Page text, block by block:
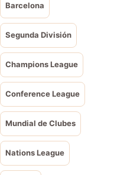
Barcelona
Segunda División
Champions League
Conference League
Mundial de Clubes
Nations League